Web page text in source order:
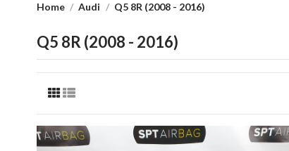
Home Audi Q5 8R (2008 - 2016)
Q5 8R (2008 - 2016)